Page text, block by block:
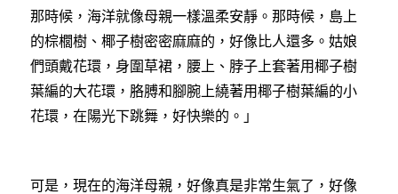
那時候，海洋就像母親一樣溫柔安靜。那時候，島上
的棕櫚樹、椰子樹密密麻麻的，好像比人還多。姑娘
們頭戴花環，身圍草裙，腰上、脖子上套著用椰子樹
葉編的大花環，胳膊和腳腕上繞著用椰子樹葉編的小
花環，在陽光下跳舞，好快樂的。」
可是，現在的海洋母親，好像真是非常生氣了，好像